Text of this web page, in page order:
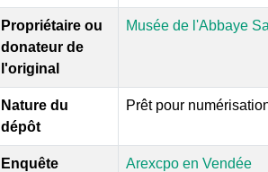
Propriétaire ou
donateur de
l'original
Musée de l'Abbaye
Nature du
dépôt
Prêt pour
Enquête Arexcpo en Vendée